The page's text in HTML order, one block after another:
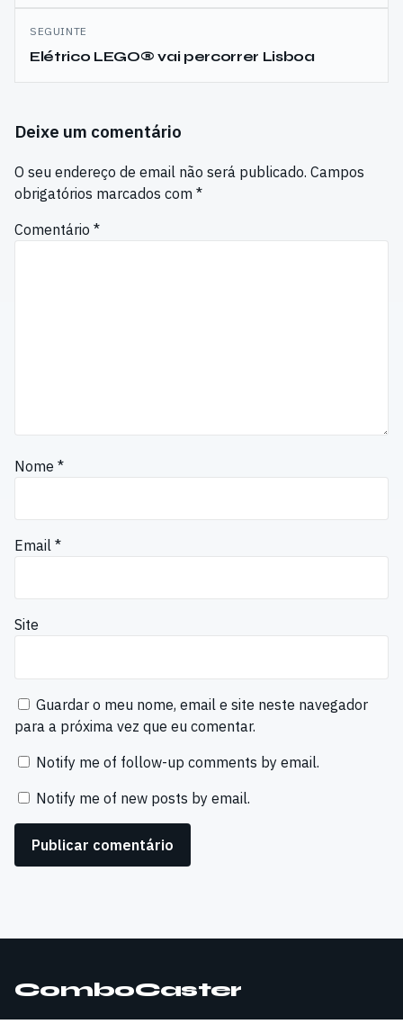
artigos
SEGUINTE
Elétrico LEGO® vai percorrer Lisboa
Deixe um comentário
O seu endereço de email não será publicado. Campos
obrigatórios marcados com *
Comentário *
Nome *
Email *
Site
Guardar o meu nome, email e site neste navegador
para a próxima vez que eu comentar.
Notify me of follow-up comments by email.
Notify me of new posts by email.
ComboCaster